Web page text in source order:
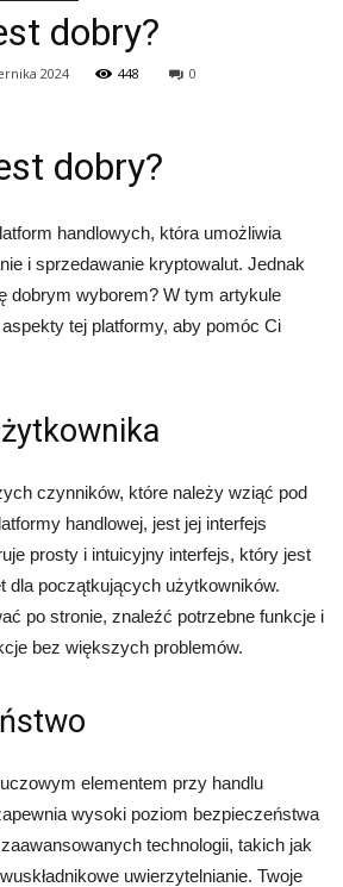
dobry?
2024 448 0
dobry?
handlowych, która umożliwia
i sprzedawanie kryptowalut. Jednak
dobrym wyborem? W tym artykule
tej platformy, aby pomóc Ci
czynników, które należy wziąć pod
handlowej, jest jej interfejs
prosty i intuicyjny interfejs, który jest
dla początkujących użytkowników.
po stronie, znaleźć potrzebne funkcje i
bez większych problemów.
elementem przy handlu
wysoki poziom bezpieczeństwa
technologii, takich jak
uwierzytelnianie. Twoje